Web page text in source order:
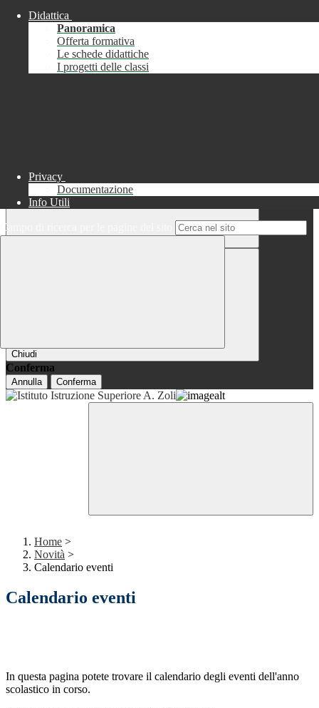
Chiudi
Informazione
Chiudi
Conferma
Annulla Conferma
Didattica
Panoramica
Offerta formativa
Le schede didattiche
I progetti delle classi
Privacy
Documentazione
Info Utili
Campo di ricerca per le pagine del sito
Home >
Novità >
Calendario eventi
Calendario eventi
In questa pagina potete trovare il calendario degli eventi dell'anno
scolastico in corso.